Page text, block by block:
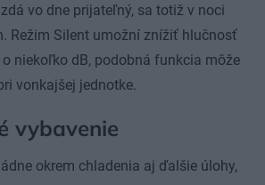
vo dne prijateľný, sa totiž v noci
Režim Silent umožní znížiť hlučnosť
niekoľko dB, podobná funkcia môže
vonkajšej jednotke.
vybavenie
okrem chladenia aj ďalšie úlohy,